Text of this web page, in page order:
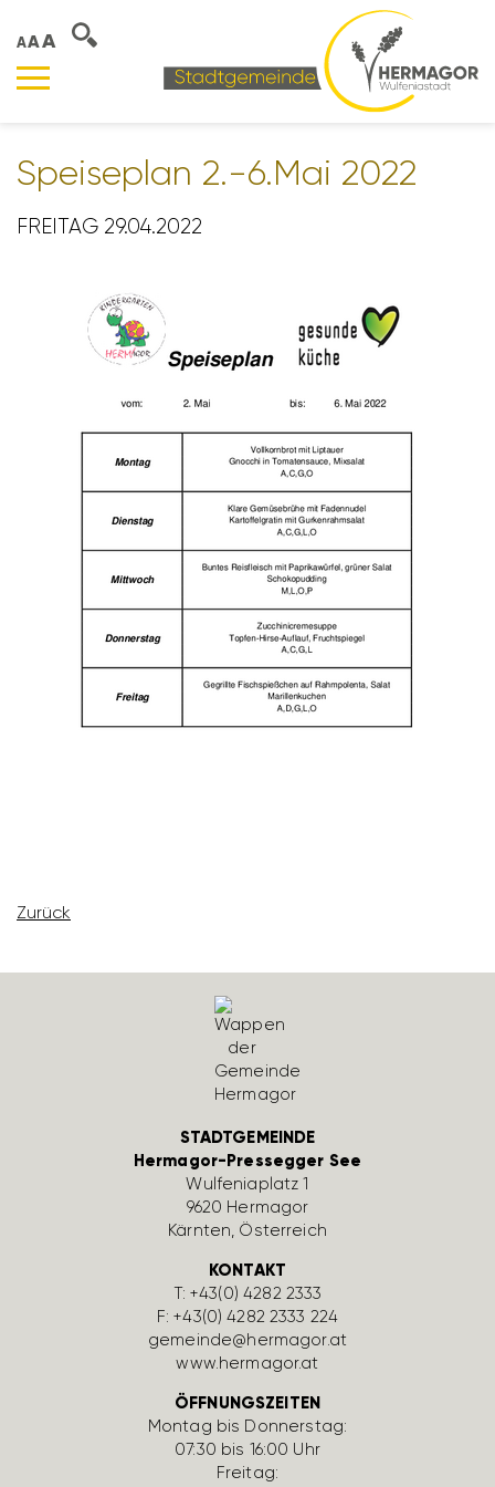
AAA
Spei­se­plan 2.-6.Mai 2022
FREITAG 29.04.2022
Zurück
STADTGEMEINDE
Hermagor-Pressegger See
Wulfe­nia­platz 1
9620 Hermagor
Kärnten, Öster­reich
KONTAKT
T:+43(0) 4282 2333
F: +43(0) 4282 2333 224
gemeinde@hermagor.at
www.hermagor.at
ÖFFNUNGSZEITEN
Montag bis Donnerstag:
07:30 bis 16:00 Uhr
Freitag: